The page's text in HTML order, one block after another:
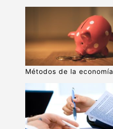
Métodos de la economía